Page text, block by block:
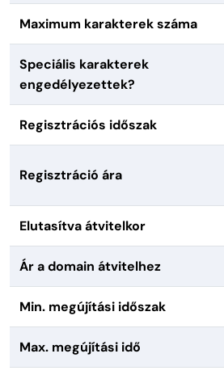
Maximum karakterek száma
Speciális karakterek
engedélyezettek?
Regisztrációs időszak
Regisztráció ára
Elutasítva átvitelkor
Ár a domain átvitelhez
Min. megújítási időszak
Max. megújítási idő